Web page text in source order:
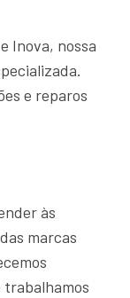
Inova, nossa
e reparos
às
marcas
trabalhamos